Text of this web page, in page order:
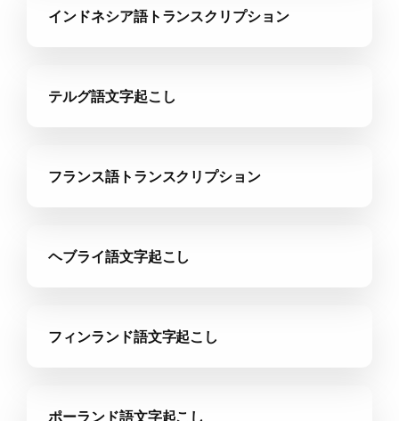
インドネシア語トランスクリプション
テルグ語文字起こし
フランス語トランスクリプション
ヘブライ語文字起こし
フィンランド語文字起こし
ポーランド語文字起こし